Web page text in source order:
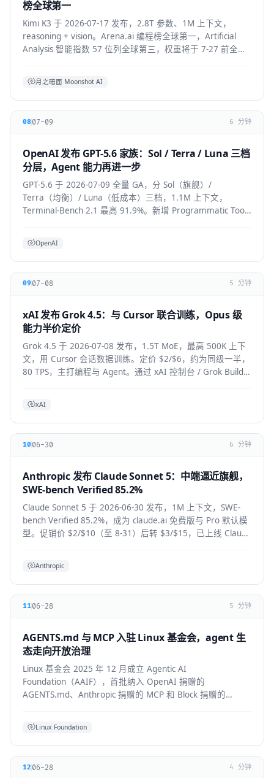
榜全球第一
Kimi K3 于 2026-07-17 发布，2.8T 参数、1M 上下文，
reasoning + vision。Arena.ai 编程榜全球第一，Artificial
Analysis 智能指数 57 位列全球第三，权重将于 7-27 前全部
月之暗面 Moonshot AI
0807-09 6 分钟
OpenAI 发布 GPT-5.6 家族：Sol / Terra / Luna 三档
分层，Agent 能力再进一步
GPT-5.6 于 2026-07-09 全量 GA，分 Sol（旗舰）/
Terra（均衡）/ Luna（低成本）三档，1.1M 上下文，
Terminal-Bench 2.1 最高 91.9%。新增 Programmatic Tool
OpenAI
0907-08 5 分钟
xAI 发布 Grok 4.5：与 Cursor 联合训练，Opus 级
能力半价定价
Grok 4.5 于 2026-07-08 发布，1.5T MoE，最高 500K 上下
文，用 Cursor 会话数据训练。定价 $2/$6，约为同级一半，
80 TPS，主打编程与 Agent。通过 xAI 控制台 / Grok Build /
xAI
1006-30 6 分钟
Anthropic 发布 Claude Sonnet 5：中端逼近旗舰，
SWE-bench Verified 85.2%
Claude Sonnet 5 于 2026-06-30 发布，1M 上下文，SWE-
bench Verified 85.2%，成为 claude.ai 免费版与 Pro 默认模
型。促销价 $2/$10（至 8-31）后转 $3/$15，已上线 Claude
Anthropic
1106-28 5 分钟
AGENTS.md 与 MCP 入驻 Linux 基金会，agent 生
态走向开放治理
Linux 基金会 2025 年 12 月成立 Agentic AI
Foundation（AAIF），首批纳入 OpenAI 捐赠的
AGENTS.md、Anthropic 捐赠的 MCP 和 Block 捐赠的
Linux Foundation
12 06-28 4 分钟